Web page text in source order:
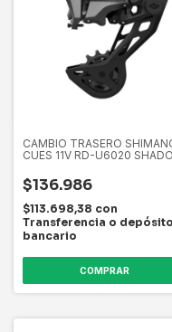
CAMBIO TRASERO
CUES 11V RD-U6020
$136.986
$113.698,38 con
Transferencia o depósito
bancario